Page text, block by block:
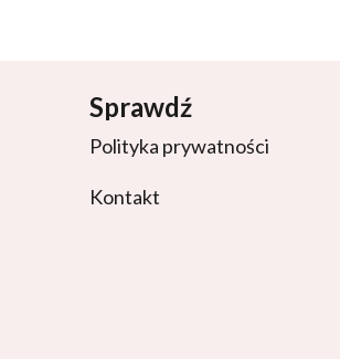
Sprawdź
Polityka prywatności
Kontakt